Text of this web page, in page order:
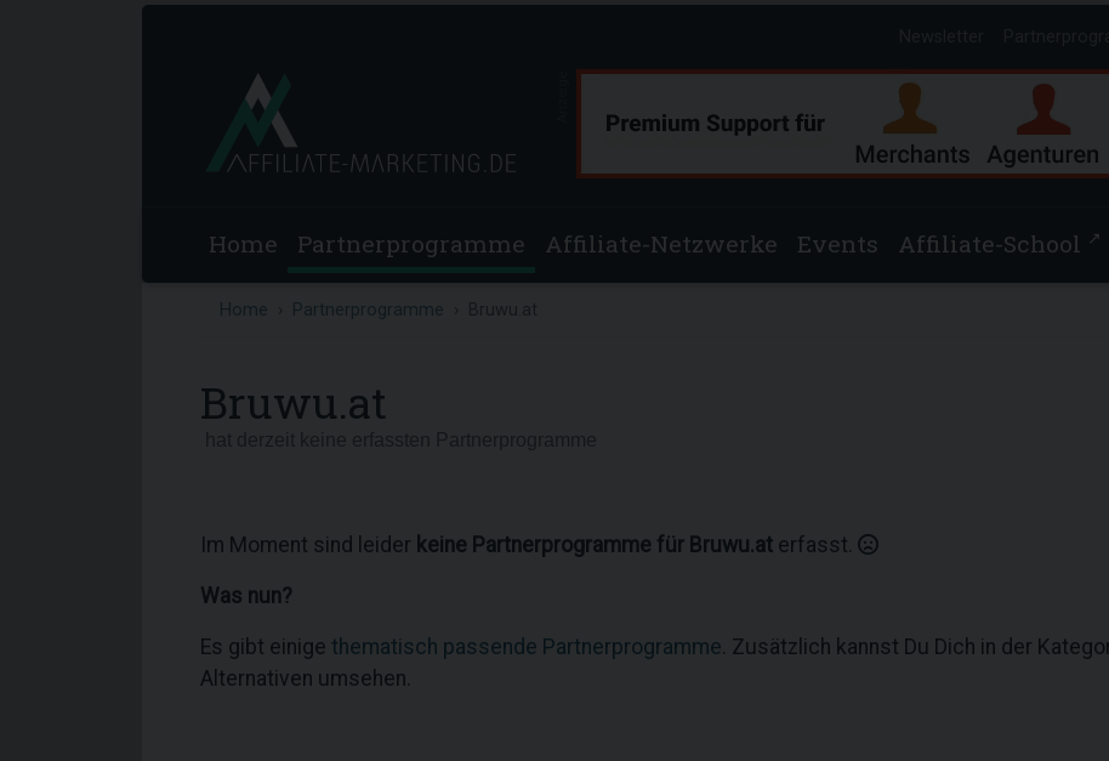
Home Partnerprogramme Affiliate-Netzwerke Events Affiliate-School ↗
Home Partnerprogramme
Bruwu.at
Im Moment sind leider keine Partnerprogramme für Bruwu.at erfasst.
Was nun?
Es gibt einige thematisch passende Partnerprogramme. Zusätzlich kannst Du Dich in der
Alternativen umsehen.